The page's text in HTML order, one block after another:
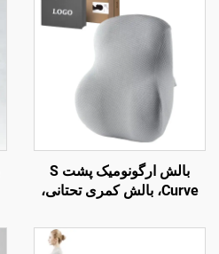
بالش ارگونومیک پشت S
Curve، بالش کمری تحتانی،
دفتر، بالش کمر B7